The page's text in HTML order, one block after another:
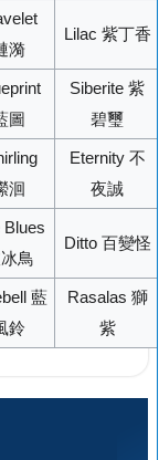
漪
Lilac 紫丁香
圖
Siberite 紫
碧璽
洄
Eternity 不
夜誠
Blues
鳥
Ditto 百變怪
藍
鈴
Rasalas 獅
紫